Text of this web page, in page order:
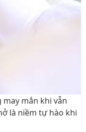
mắn khi vẫn
là niềm tự hào khi